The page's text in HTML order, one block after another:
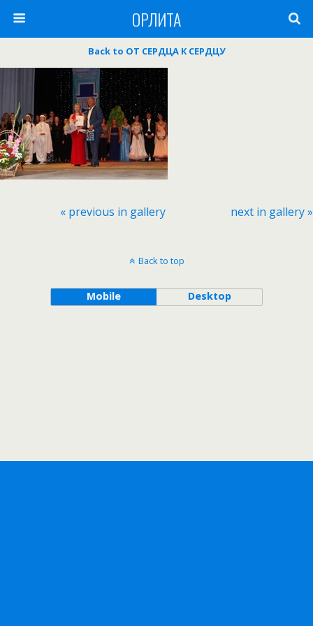
ОРЛИТА
Back to ОТ СЕРДЦА К СЕРДЦУ
« previous in gallery next in gallery »
Back to top
Mobile Desktop